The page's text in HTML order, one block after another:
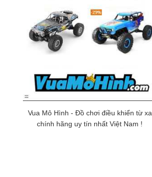
Vua Mô Hình - Đồ chơi điều khiển từ xa
chính hãng uy tín nhất Việt Nam !